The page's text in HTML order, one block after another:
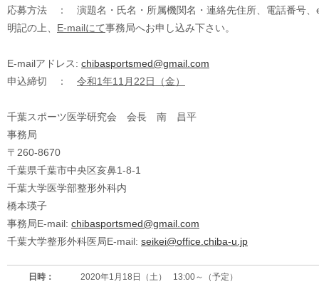
応募方法 ： 演題名・氏名・所属機関名・連絡先住所、電話番号、
明記の上、 E-mailにて事務局へお申し込み下さい。
E-mailアドレス: chibasportsmed@gmail.com
申込締切 ： 令和1年11月22日（金）
千葉スポーツ医学研究会 会長 南 昌平
事務局
〒260-8670
千葉県千葉市中央区亥鼻1-8-1
千葉大学医学部整形外科内
橋本瑛子
事務局E-mail: chibasportsmed@gmail.com
千葉大学整形外科医局E-mail: seikei@office.chiba-u.jp
日時： 2020年1月18日（土） 13:00～（予定）